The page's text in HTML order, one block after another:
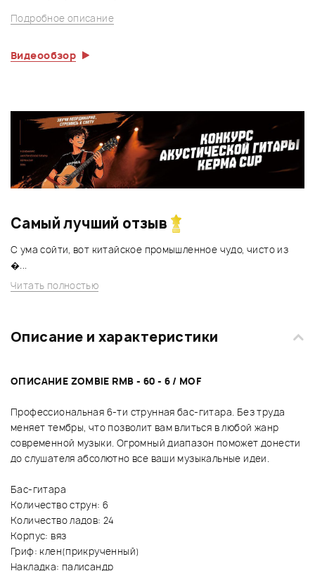
Подробное описание
Видеообзор
Самый лучший отзыв
С ума сойти, вот китайское промышленное чудо, чисто из
�...
Читать полностью
Описание и характеристики
ОПИСАНИЕ ZOMBIE RMB - 60 - 6 / MOF
Профессиональная 6-ти струнная бас-гитара. Без труда
меняет тембры, что позволит вам влиться в любой жанр
современной музыки. Огромный диапазон поможет донести
до слушателя абсолютно все ваши музыкальные идеи.
Бас-гитара
Количество струн: 6
Количество ладов: 24
Корпус: вяз
Гриф: клен(прикрученный)
Накладка: палисандр